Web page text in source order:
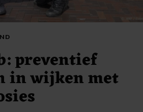
preventief
in wijken met